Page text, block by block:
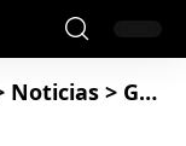
Noticias > General Motors se une a la Fórmula 1 en 2026: Un nuevo capítulo automovilístico